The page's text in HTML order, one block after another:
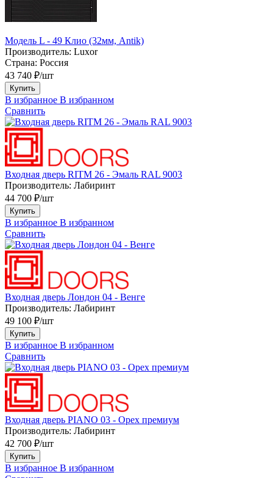
Модель L - 49 Клио (32мм, Antik)
Производитель: Luxor
Страна: Россия
43 740 ₽/шт
Купить
В избранное В избранном
Сравнить
Входная дверь RITM 26 - Эмаль RAL 9003
Производитель: Лабиринт
44 700 ₽/шт
Купить
В избранное В избранном
Сравнить
Входная дверь Лондон 04 - Венге
Производитель: Лабиринт
49 100 ₽/шт
Купить
В избранное В избранном
Сравнить
Входная дверь PIANO 03 - Орех премиум
Производитель: Лабиринт
42 700 ₽/шт
Купить
В избранное В избранном